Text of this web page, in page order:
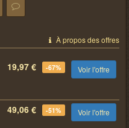
À propos des offres
19,97 € -67% Voir l'offre
49,06 € -51% Voir l'offre